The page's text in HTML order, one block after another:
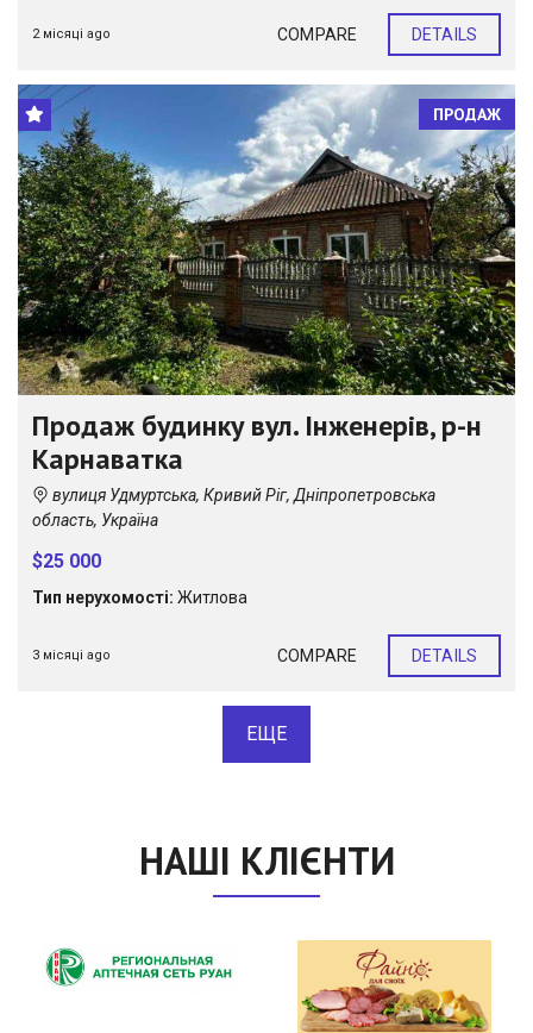
2 місяці ago COMPARE DETAILS
ПРОДАЖ
Продаж будинку вул. Інженерів, р-н
Карнаватка
вулиця Удмуртська, Кривий Ріг, Дніпропетровська
область, Україна
$25 000
Тип нерухомості: Житлова
3 місяці ago COMPARE DETAILS
ЕЩЕ
НАШІ КЛІЄНТИ